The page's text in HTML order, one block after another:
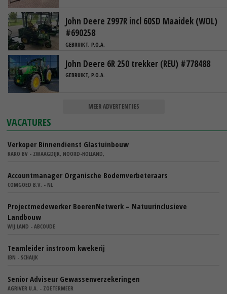
John Deere Z997R incl 60SD Maaidek (WOL)
#690258
GEBRUIKT, P.O.A.
John Deere 6R 250 trekker (REU) #778488
GEBRUIKT, P.O.A.
MEER ADVERTENTIES
VACATURES
Verkoper Binnendienst Glastuinbouw
KARO BV - ZWAAGDIJK, NOORD-HOLLAND,
Accountmanager Organische Bodemverbeteraars
COMGOED B.V. - NL
Projectmedewerker BoerenNetwerk – Natuurinclusieve
Landbouw
WIJ.LAND - ABCOUDE
Teamleider instroom kwekerij
IBN - SCHAIJK
Senior Adviseur Gewassenverzekeringen
AGRIVER U.A. - ZOETERMEER